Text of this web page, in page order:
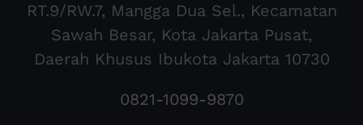
RT.9/RW.7, Mangga Dua Sel., Kecamatan
Sawah Besar, Kota Jakarta Pusat,
Daerah Khusus Ibukota Jakarta 10730
0821-1099-9870